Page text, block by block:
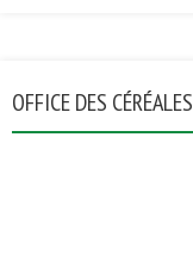
OFFICE DES CÉRÉALES